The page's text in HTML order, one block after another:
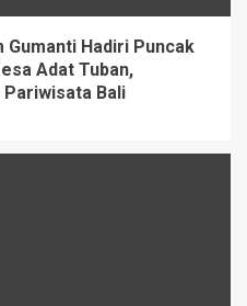
Gumanti Hadiri Puncak
Adat Tuban,
Bali